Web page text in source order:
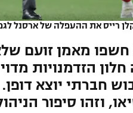
רייס את ההעפלה של ארסנל
חשפו מאמן זועם
הזדמנויות
חברתי יוצא
וזהו סיפור